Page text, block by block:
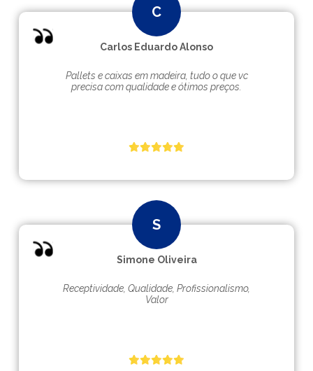
Carlos Eduardo Alonso
Pallets e caixas em madeira, tudo o que vc
precisa com qualidade e ótimos preços.
Simone Oliveira
Receptividade, Qualidade, Profissionalismo,
Valor